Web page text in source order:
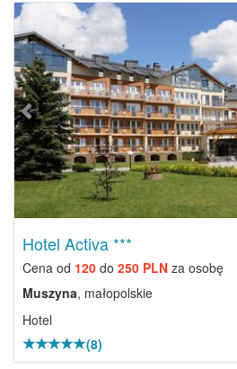
Previous
Hotel Activa ***
Cena od 120 do 250 PLN za osobę
Muszyna, małopolskie
Hotel
(8)